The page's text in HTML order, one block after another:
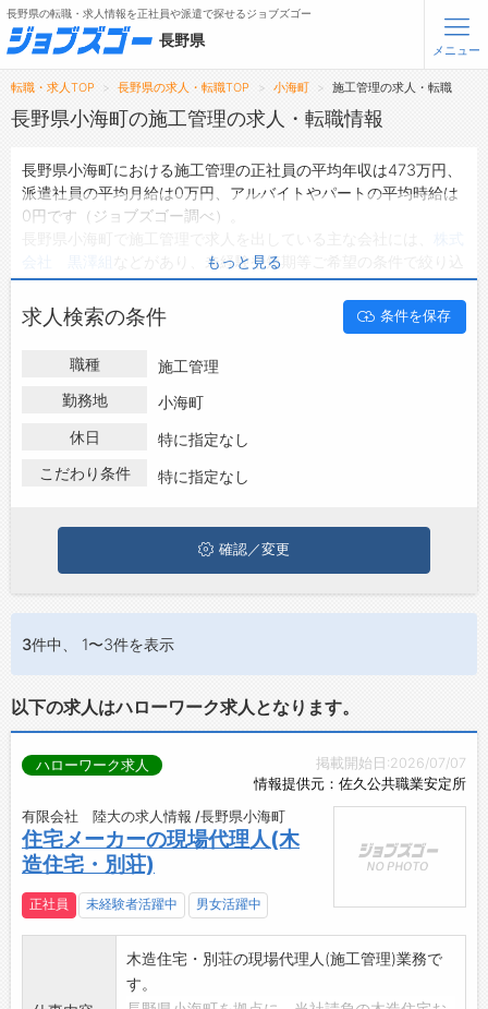
無料会員登録 ログイン
メニュー
トップ
タップで簡単に求人を探す
【初めての方へ】
長野県の求人検索で選ばれる理由
転職支援サービス
お問い合わせ
よくあるご質問
長野県の転職・求人情報を正社員や派遣で探せるジョブズゴー
長野県
メニュー
転職・求人TOP 長野県の求人・転職TOP 小海町 施工管理の求人・転職
長野県小海町の施工管理の求人・転職情報
長野県小海町における施工管理の正社員の平均年収は473万円、
派遣社員の平均月給は0万円、アルバイトやパートの平均時給は
0円です（ジョブズゴー調べ）。
などがあり、未経験や短期等ご希望の条件で絞り込
みができます。
長野県小海町の地域密着型の求人サイトであるジョブズゴーでは
長野県小海町の求人情報を2件取り扱っており、そのうち正社員
は2件、
は0件です。
ハローワークにはない求人も多数扱っており、転職だけでなく、
小海町で施工管理の求人・転職情報を探している方は、ぜひ興味
のある職種に応募してみてくださいね。
もっと見る
求人検索の条件 条件を保存
職種
施工管理
勤務地
小海町
休日
特に指定なし
こだわり条件
特に指定なし
確認／変更
3件中、 1〜3件を表示
以下の求人はハローワーク求人となります。
掲載開始日:2026/07/07
情報提供元：佐久公共職業安定所
ハローワーク求人
有限会社 陸大の求人情報 /長野県小海町
住宅メーカーの現場代理人(木
造住宅・別荘)
正社員 未経験者活躍中 男女活躍中
木造住宅・別荘の現場代理人(施工管理)業務で
す。